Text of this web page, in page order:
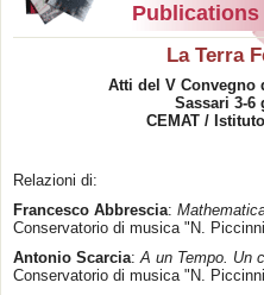
Publications
La Terra
Atti del V Convegno
Sassari 3-6
CEMAT /
Relazioni di:
Francesco Abbrescia:
Conservatorio di musica "N.
Antonio Scarcia:A un Tempo. Un
Conservatorio di musica "N.